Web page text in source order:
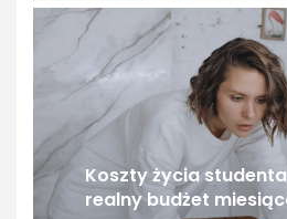
Koszty życia
realny budżet